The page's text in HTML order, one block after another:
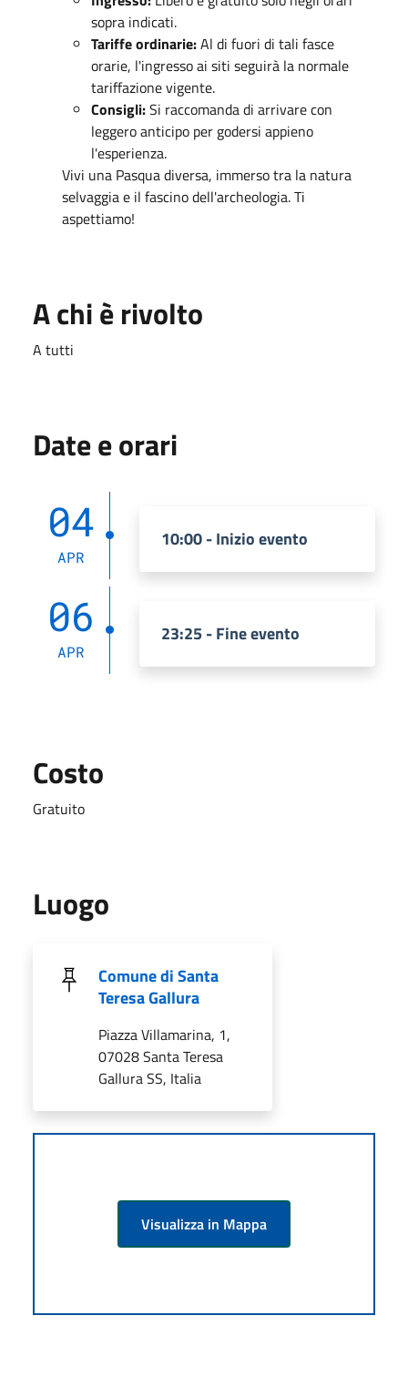
sopra indicati.
Tariffe ordinarie:Al di fuori di tali fasce
orarie, l'ingresso ai siti seguirà la normale
tariffazione vigente.
Consigli:Si raccomanda di arrivare con
leggero anticipo per godersi appieno
l'esperienza.
Vivi una Pasqua diversa, immerso tra la natura
selvaggia e il fascino dell'archeologia. Ti
aspettiamo!
A chi è rivolto
A tutti
Date e orari
04
APR
10:00 - Inizio evento
06
APR
23:25 - Fine evento
Costo
Gratuito
Luogo
Comune di Santa
Teresa Gallura
Piazza Villamarina, 1,
07028 Santa Teresa
Gallura SS, Italia
Visualizza in Mappa